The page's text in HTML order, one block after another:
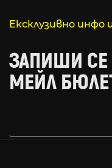
Ексклузивно инфо
ЗАПИШИ
МЕЙЛ